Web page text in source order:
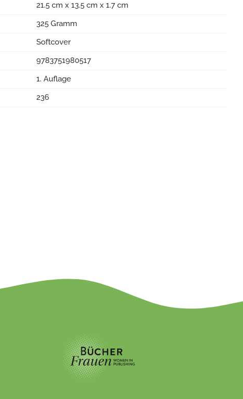
21.5 cm x 13.5 cm x 1.7 cm
325 Gramm
Softcover
9783751980517
1. Auflage
236